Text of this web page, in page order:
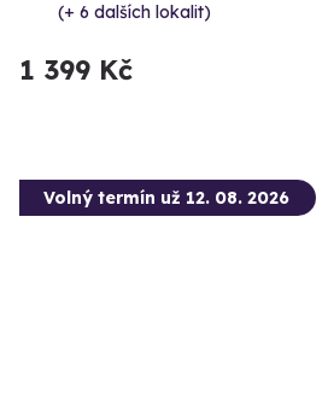
(+ 6 dalších lokalit)
1 399 Kč
Volný termín už 12. 08. 2026